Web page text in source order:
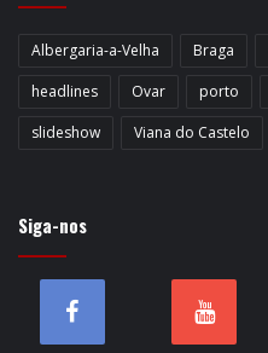
Albergaria-a-Velha Braga
headlines
Ovar porto
slideshow
Viana do Castelo
Siga-nos